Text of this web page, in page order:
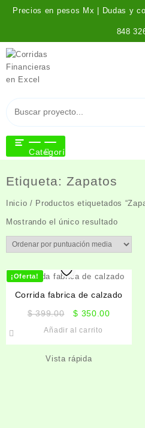
Saltar
Precios en pesos Mx | Dudas y
848
Categoría
Etiqueta: Zapatos
Inicio / Productos etiquetados
Mostrando el único resultado
¡Oferta!
Corrida fabrica de calzado
$399.00
El
precio
$ 399.00.
$ 350.00El
Añadir al carrito
Vista rápida